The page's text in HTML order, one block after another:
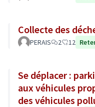
Collecte des
PERAIS 2 12
Se déplacer :
aux véhicules
des véhicules